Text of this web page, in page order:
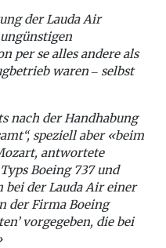
der Lauda Air
per se alles andere als
waren ‒ selbst
nach der Handhabung
speziell aber «beim
antwortete
Boeing 737 und
bei der Lauda Air einer
der Firma Boeing
vorgegeben, die bei